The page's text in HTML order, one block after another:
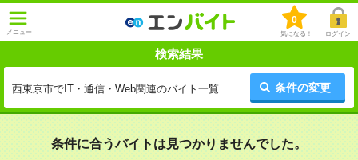
メニュー
0
気になる！ ログイン
検索結果
西東京市でIT・通信・Web関連のバイト一覧 条件の変更
条件に合うバイトは見つかりませんでした。